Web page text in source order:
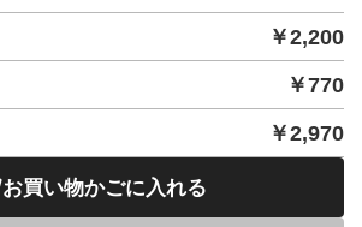
￥2,200
￥770
￥2,970
お買い物かごに入れる